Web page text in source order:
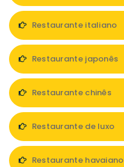
Restaurante italiano
Restaurante japonês
Restaurante chinês
Restaurante de luxo
Restaurante havaiano